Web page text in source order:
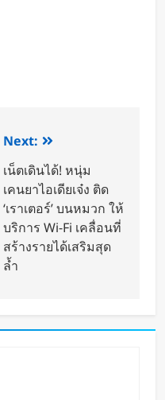
Next:
เน็ตเดินได้! หนุ่ม
เคนยาไอเดียเจ๋ง ติด
‘เราเตอร์’ บนหมวก ให้
บริการ Wi-Fi เคลื่อนที่
สร้างรายได้เสริมสุด
ล้ำ